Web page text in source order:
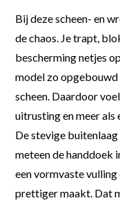
Bij deze scheen- en
de chaos. Je trapt,
bescherming netjes
model zo opgebouwd
scheen. Daardoor
uitrusting en meer als
De stevige
meteen de handdoek
een vormvaste
prettiger maakt. Dat